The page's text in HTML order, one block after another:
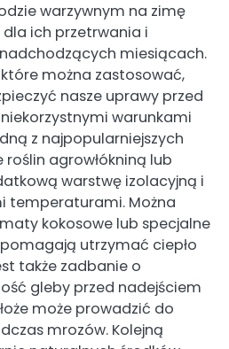
warzywnym na zimę
ich przetrwania i
miesiącach.
można zastosować,
nasze uprawy przed
warunkami
z najpopularniejszych
agrowłókniną lub
warstwę izolacyjną i
temperaturami. Można
kokosowe lub specjalne
utrzymać ciepło
także zadbanie o
gleby przed nadejściem
może prowadzić do
mrozów. Kolejną